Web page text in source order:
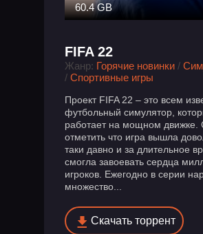
60.4 GB
FIFA 22
Жанр: Горячие новинки /
/ Спортивные игры
Проект FIFA 22 – это всем
футбольный симулятор,
работает на мощном движке.
отметить что игра вышла
таки давно и за длительное
смогла завоевать сердца
игроков. Ежегодно в серии
множество...
Скачать торрент